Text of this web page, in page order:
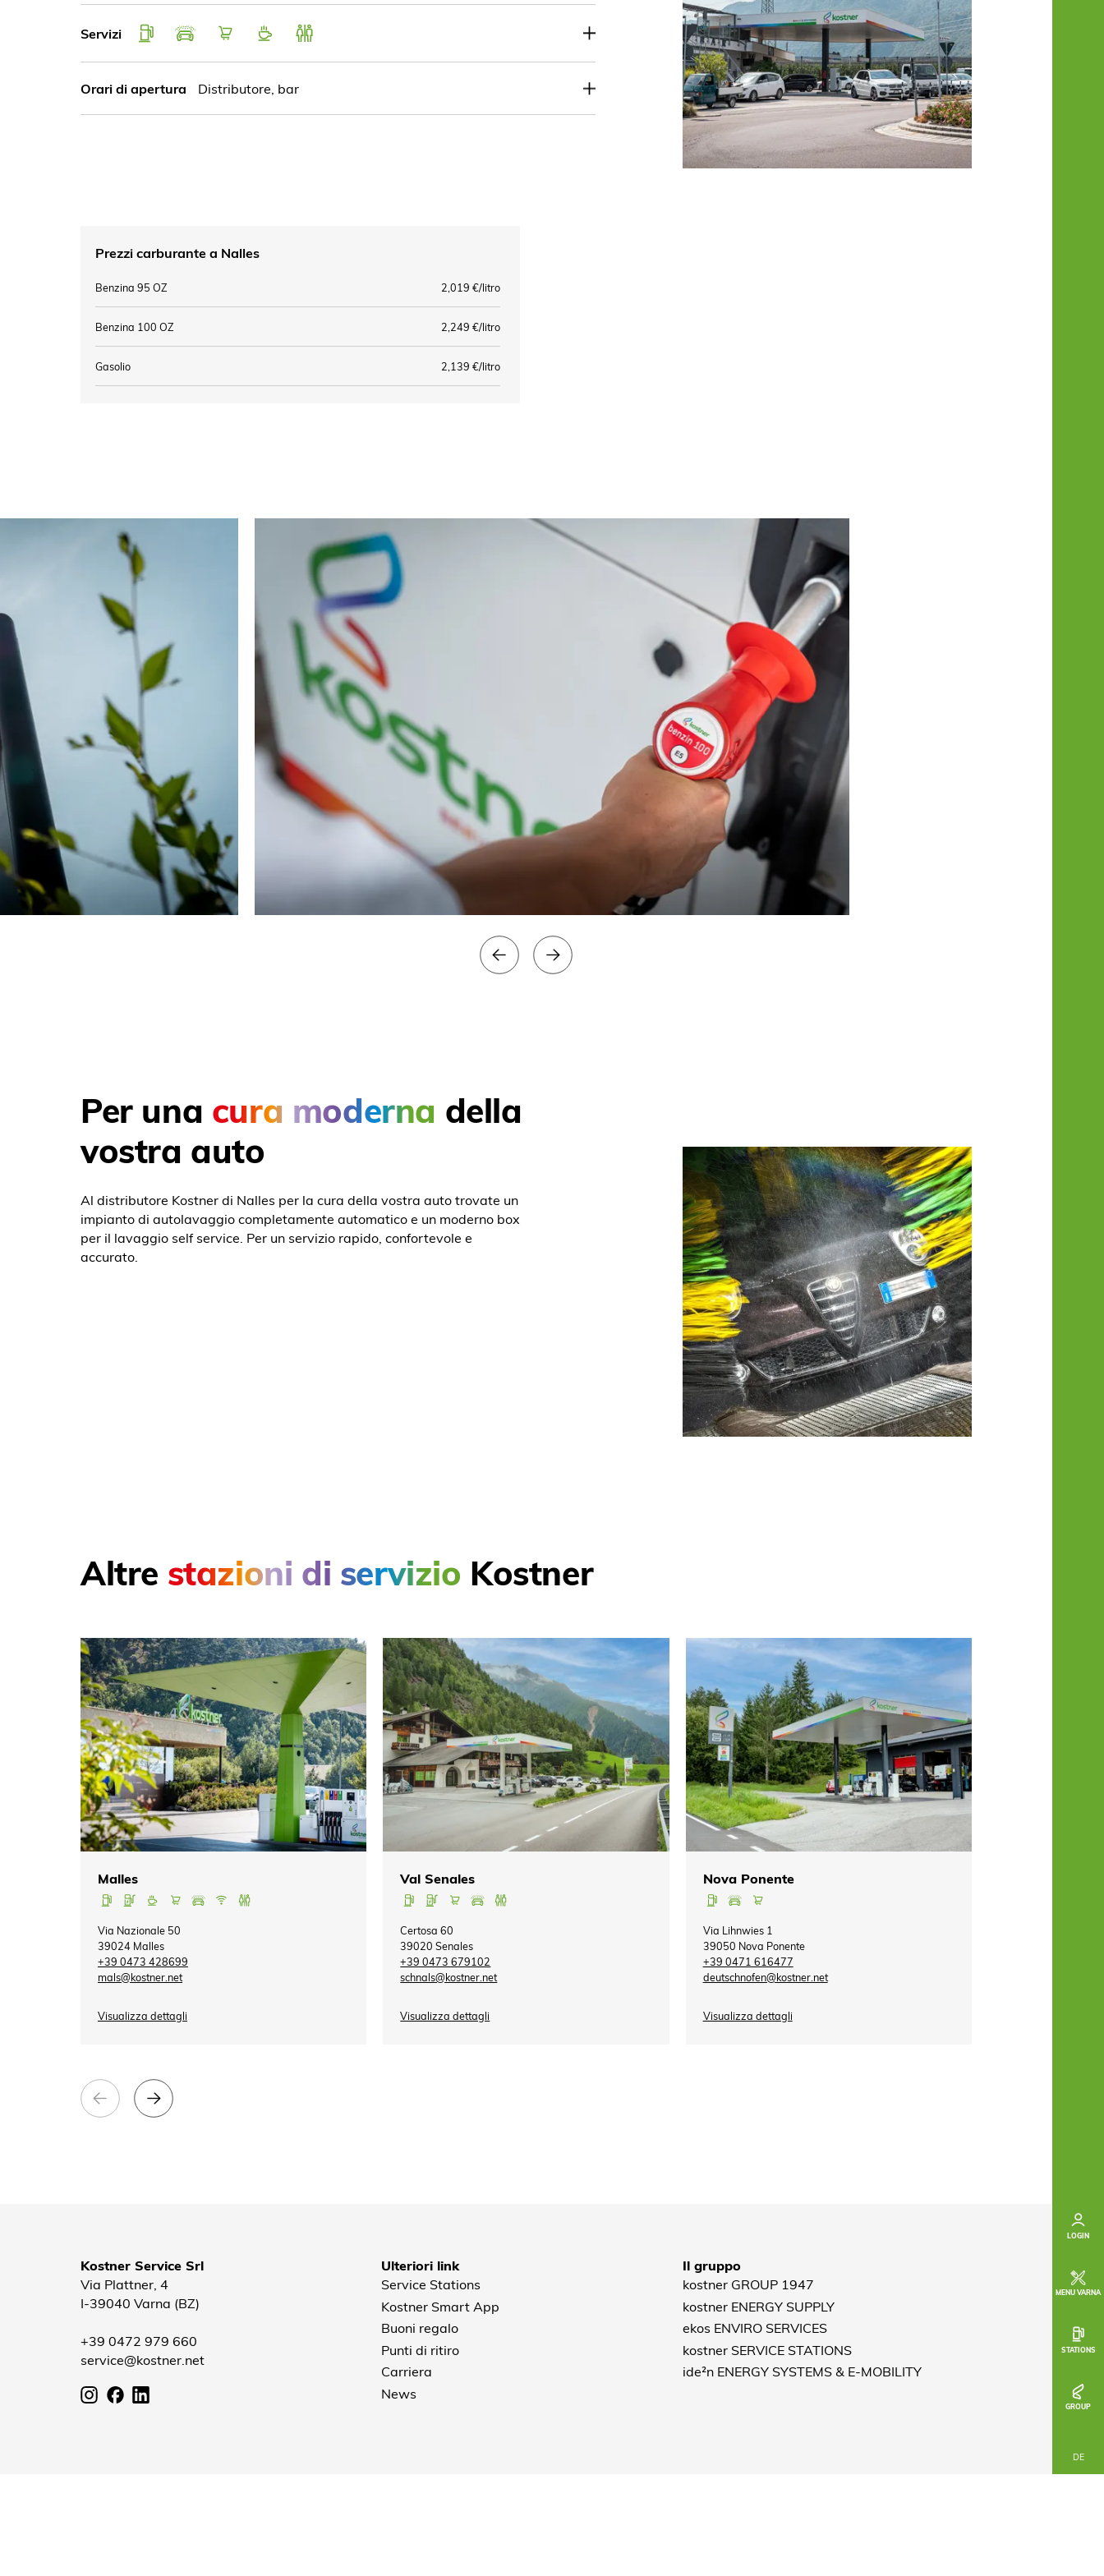
LOGIN
MENU VARNA
STATIONS
GROUP
DE
Servizi
Orari di apertura Distributore, bar
Prezzi carburante a Nalles
Benzina 95 OZ 2,019 €/litro
Benzina 100 OZ 2,249 €/litro
Gasolio 2,139 €/litro
Per una cura moderna della
vostra auto
Al distributore Kostner di Nalles per la cura della vostra auto trovate un
impianto di autolavaggio completamente automatico e un moderno box
per il lavaggio self service. Per un servizio rapido, confortevole e
accurato.
Altre stazioni di servizio Kostner
Malles
Via Nazionale 50
39024 Malles
+39 0473 428699
mals@kostner.net
Visualizza dettagli
Val Senales
Certosa 60
39020 Senales
+39 0473 679102
schnals@kostner.net
Visualizza dettagli
Nova Ponente
Via Lihnwies 1
39050 Nova Ponente
+39 0471 616477
deutschnofen@kostner.net
Visualizza dettagli
Kostner Service Srl
Via Plattner, 4
I-39040 Varna (BZ)
+39 0472 979 660
service@kostner.net
Ulteriori link
Service Stations
Kostner Smart App
Buoni regalo
Punti di ritiro
Carriera
News
Il gruppo
kostner GROUP 1947
kostner ENERGY SUPPLY
ekos ENVIRO SERVICES
kostner SERVICE STATIONS
ide²n ENERGY SYSTEMS & E-MOBILITY